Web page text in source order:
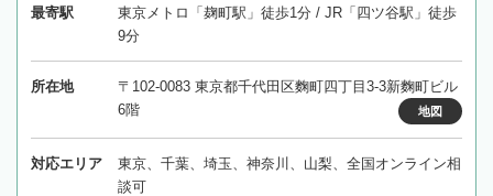
最寄駅
東京メトロ「麹町駅」徒歩1分 / JR「四ツ谷駅」徒歩
9分
所在地
〒102-0083 東京都千代田区麴町四丁目3-3新麴町ビル
6階
地図
対応エリア
東京、千葉、埼玉、神奈川、山梨、全国オンライン相
談可